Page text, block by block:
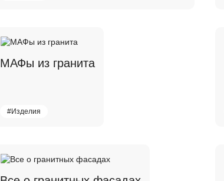
МАФы из гранита
#Изделия